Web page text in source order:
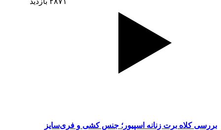
بررسی کلاه برت زنانه اسپیور؛ جنس کشی و فری‌سایز